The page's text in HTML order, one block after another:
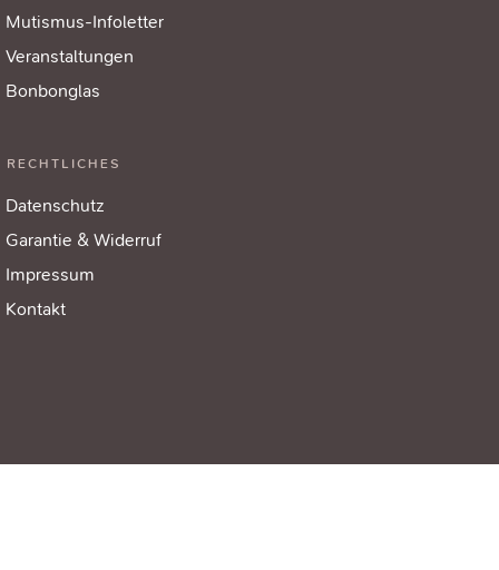
Mutismus-Infoletter
Veranstaltungen
Bonbonglas
RECHTLICHES
Datenschutz
Garantie & Widerruf
Impressum
Kontakt